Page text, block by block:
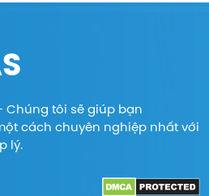
Chúng tôi sẽ giúp bạn
cách chuyên nghiệp nhất với